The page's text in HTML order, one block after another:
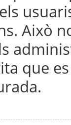
Això
que